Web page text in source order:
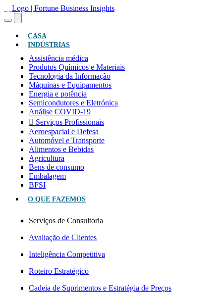
CASA
INDÚSTRIAS
Assistência médica
Produtos Químicos e Materiais
Tecnologia da Informação
Máquinas e Equipamentos
Energia e potência
Semicondutores e Eletrónica
Análise COVID-19
Serviços Profissionais
Aeroespacial e Defesa
Automóvel e Transporte
Alimentos e Bebidas
Agricultura
Bens de consumo
Embalagem
BFSI
O QUE FAZEMOS
Serviços de Consultoria
Avaliação de Clientes
Inteligência Competitiva
Roteiro Estratégico
Cadeia de Suprimentos e Estratégia de Preços